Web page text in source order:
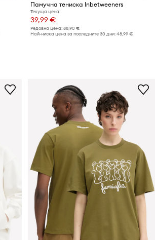
Памучна тениска Inbetweeners
Текуща цена:
39,99 €
Редовна цена: 88,90 €
Най-ниска цена за последните 30 дни: 48,99 €